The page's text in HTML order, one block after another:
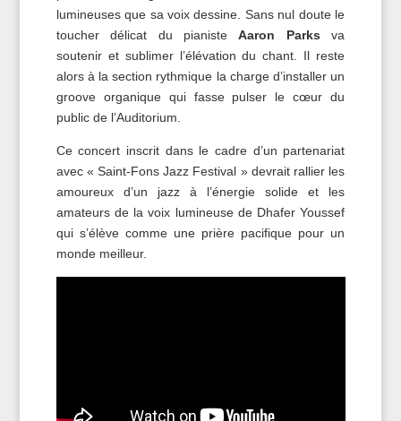
lumineuses que sa voix dessine. Sans nul doute le
toucher délicat du pianiste Aaron Parks va
soutenir et sublimer l’élévation du chant. Il reste
alors à la section rythmique la charge d’installer un
groove organique qui fasse pulser le cœur du
public de l’Auditorium.
Ce concert inscrit dans le cadre d’un partenariat
avec « Saint-Fons Jazz Festival » devrait rallier les
amoureux d’un jazz à l’énergie solide et les
amateurs de la voix lumineuse de Dhafer Youssef
qui s’élève comme une prière pacifique pour un
monde meilleur.